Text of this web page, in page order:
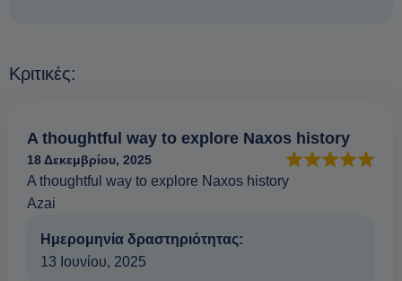
Κριτικές:
A thoughtful way to explore Naxos history
18 Δεκεμβρίου, 2025
A thoughtful way to explore Naxos history
Azai
Ημερομηνία δραστηριότητας:
13 Ιουνίου, 2025